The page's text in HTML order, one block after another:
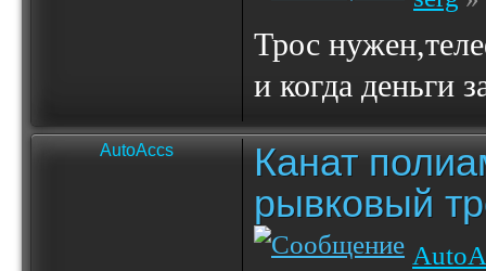
Трос
и когда деньги
AutoAccs
Канат
рывковый